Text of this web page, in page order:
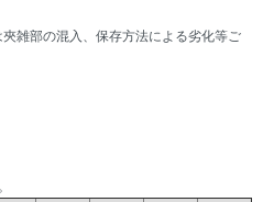
雑部の混入、保存方法による劣化等ご